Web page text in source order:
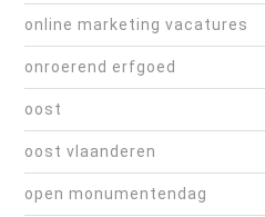
online marketing vacatures
onroerend erfgoed
oost
oost vlaanderen
open monumentendag